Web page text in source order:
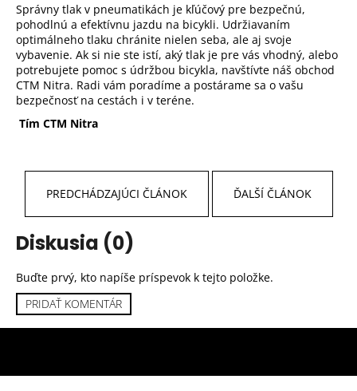
Správny tlak v pneumatikách je kľúčový pre bezpečnú,
pohodlnú a efektívnu jazdu na bicykli. Udržiavaním
optimálneho tlaku chránite nielen seba, ale aj svoje
vybavenie. Ak si nie ste istí, aký tlak je pre vás vhodný, alebo
potrebujete pomoc s údržbou bicykla, navštívte náš obchod
CTM Nitra. Radi vám poradíme a postárame sa o vašu
bezpečnosť na cestách i v teréne.
Tím CTM Nitra
PREDCHÁDZAJÚCI ČLÁNOK ĎALŠÍ ČLÁNOK
Diskusia (0)
Buďte prvý, kto napíše príspevok k tejto položke.
PRIDAŤ KOMENTÁR